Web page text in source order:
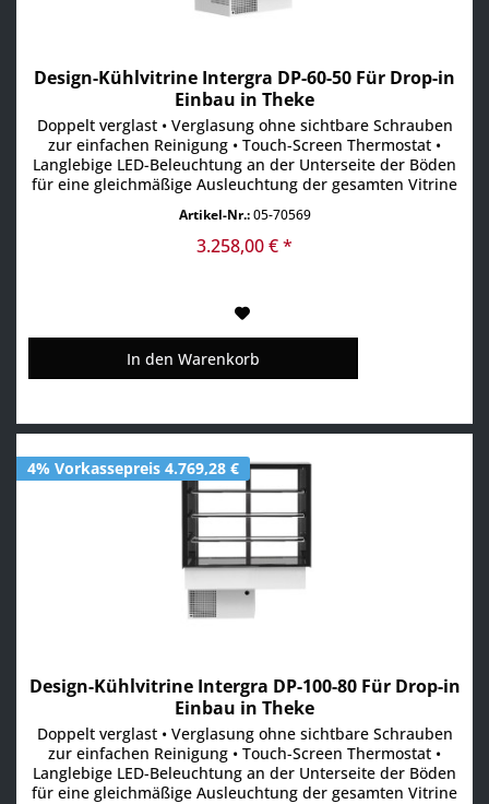
Design-Kühlvitrine Intergra DP-60-50 Für Drop-in
Einbau in Theke
Doppelt verglast • Verglasung ohne sichtbare Schrauben
zur einfachen Reinigung • Touch-Screen Thermostat •
Langlebige LED-Beleuchtung an der Unterseite der Böden
für eine gleichmäßige Ausleuchtung der gesamten Vitrine
Kühleinheit für zuverlässige Kühlung • Umluftkühlung +2°
bis +6°C im gesamten Innenraum (bei 21°C...
Artikel-Nr.:05-70569
3.258,00 € *
In den Warenkorb
4% Vorkassepreis 4.769,28 €
Design-Kühlvitrine Intergra DP-100-80 Für Drop-in
Einbau in Theke
Doppelt verglast • Verglasung ohne sichtbare Schrauben
zur einfachen Reinigung • Touch-Screen Thermostat •
Langlebige LED-Beleuchtung an der Unterseite der Böden
für eine gleichmäßige Ausleuchtung der gesamten Vitrine